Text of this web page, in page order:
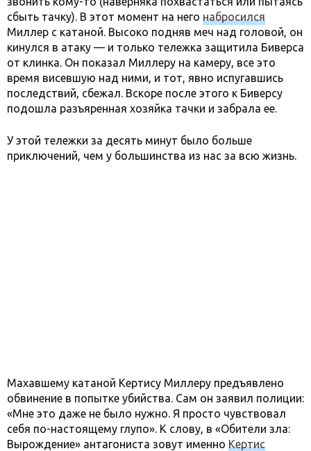
сбыть тачку). В этот момент на него набросился
Миллер с катаной. Высоко подняв меч над головой, он
кинулся в атаку — и только тележка защитила Биверса
от клинка. Он показал Миллеру на камеру, все это
время висевшую над ними, и тот, явно испугавшись
последствий, сбежал. Вскоре после этого к Биверсу
подошла разъяренная хозяйка тачки и забрала ее.
У этой тележки за десять минут было больше
приключений, чем у большинства из нас за всю жизнь.
Махавшему катаной Кертису Миллеру предъявлено
обвинение в попытке убийства. Сам он заявил полиции:
«Мне это даже не было нужно. Я просто чувствовал
себя по-настоящему глупо». К слову, в «Обители зла:
Вырождение» антагониста зовут именно Кертис